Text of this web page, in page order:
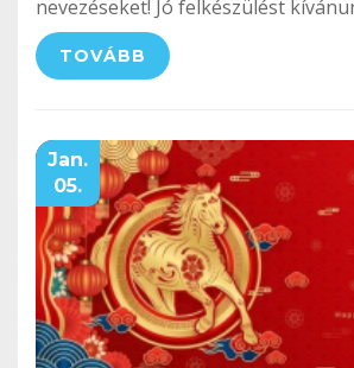
nevezéseket! Jó felkészülést
TOVÁBB
Jan.
05.